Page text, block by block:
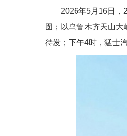
2026年5月16日，
图；以乌鲁木齐天山
待发；下午4时，猛士